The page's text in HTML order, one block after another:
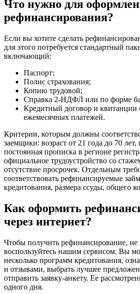
Что нужно для
рефинансирования?
Если вы хотите сделать
для этого потребуется стандартный
включающий:
Паспорт;
Полис страхования;
Копию трудовой;
Справка 2-НДФЛ или по форме
Кредитный договор и квитанции
ежемесячных платежей.
Критерии, которым должны
заемщики: возраст от 21 года до 70
постоянная прописка в регионе
официальное трудоустройство со
отсутствие просрочек. Отдельным
соответствовать рефинансируемые
кредитования, размера ссуды, общего
Как оформить
через интернет?
Чтобы получить рефинансирование, не
воспользуйтесь нашим сервисом. Вы
несколько программ кредитования,
и отзывами, выбрать лучшее
отправить заявку-анкету. Ее
одного дня.